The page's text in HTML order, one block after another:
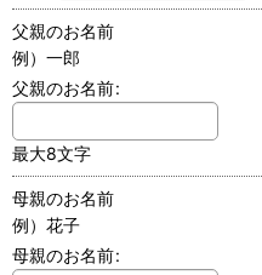
父親のお名前
例）一郎
父親のお名前:
最大8文字
母親のお名前
例）花子
母親のお名前: